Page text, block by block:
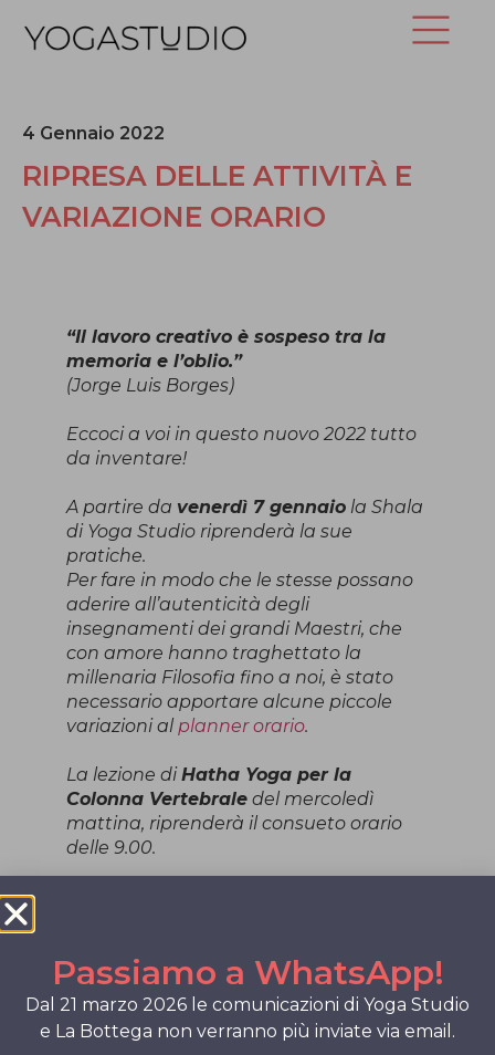
4 Gennaio 2022
RIPRESA DELLE ATTIVITÀ E
VARIAZIONE ORARIO
“Il lavoro creativo è sospeso tra la
memoria e l’oblio.”
(Jorge Luis Borges)
Eccoci a voi in questo nuovo 2022 tutto
da inventare!
A partire da venerdì 7 gennaio la Shala
di Yoga Studio riprenderà la sue
pratiche.
Per fare in modo che le stesse possano
aderire all’autenticità degli
insegnamenti dei grandi Maestri, che
con amore hanno traghettato la
millenaria Filosofia fino a noi, è stato
necessario apportare alcune piccole
variazioni al planner orario.
La lezione diHatha Yoga per la
Colonna Vertebrale del mercoledì
mattina, riprenderà il consueto orario
delle 9.00.
presenza, anziché in doppia
conduzione.
LePratiche di Meditazione e Visione
Passiamo a WhatsApp!
Dal 21 marzo 2026 le comunicazioni di Yoga Studio
e La Bottega non verranno più inviate via email.